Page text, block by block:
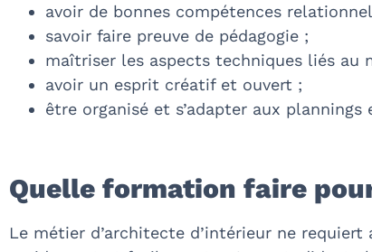
avoir de bonnes compétences
savoir faire preuve de pédagogie ;
maîtriser les aspects techniques liés au
avoir un esprit créatif et ouvert ;
être organisé et s’adapter aux plannings
Quelle formation faire
Le métier d’architecte d’intérieur ne